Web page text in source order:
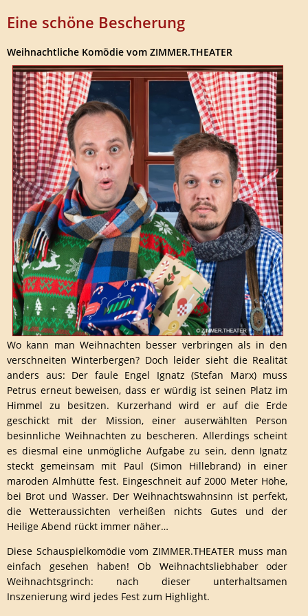
Eine schöne Bescherung
Weihnachtliche Komödie vom ZIMMER.THEATER
Wo kann man Weihnachten besser verbringen als in den
verschneiten Winterbergen? Doch leider sieht die Realität
anders aus: Der faule Engel Ignatz (Stefan Marx) muss
Petrus erneut beweisen, dass er würdig ist seinen Platz im
Himmel zu besitzen. Kurzerhand wird er auf die Erde
geschickt mit der Mission, einer auserwählten Person
besinnliche Weihnachten zu bescheren. Allerdings scheint
es diesmal eine unmögliche Aufgabe zu sein, denn Ignatz
steckt gemeinsam mit Paul (Simon Hillebrand) in einer
maroden Almhütte fest. Eingeschneit auf 2000 Meter Höhe,
bei Brot und Wasser. Der Weihnachtswahnsinn ist perfekt,
die Wetteraussichten verheißen nichts Gutes und der
Heilige Abend rückt immer näher…
Diese Schauspielkomödie vom ZIMMER.THEATER muss man
einfach gesehen haben! Ob Weihnachtsliebhaber oder
Weihnachtsgrinch: nach dieser unterhaltsamen
Inszenierung wird jedes Fest zum Highlight.